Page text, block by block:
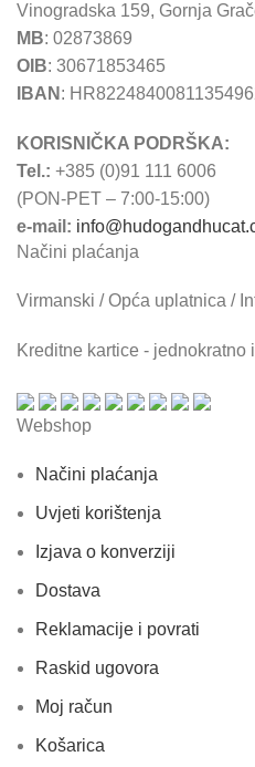
Vinogradska 159, Gornja
MB: 02873869
OIB: 30671853465
IBAN :
KORISNIČKA PODRŠKA:
Tel.: +385 (0)91 111 6006
(PON-PET – 7:00-15:00)
e-mail:
Načini plaćanja
Virmanski / Opća uplatnica /
Kreditne kartice - jednokratno
Webshop
Načini plaćanja
Uvjeti korištenja
Izjava o konverziji
Dostava
Reklamacije i povrati
Raskid ugovora
Moj račun
Košarica